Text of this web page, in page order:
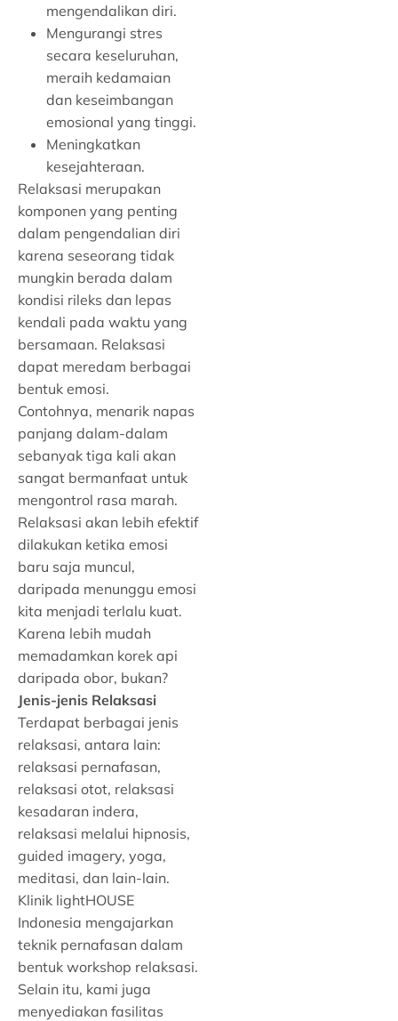
mengendalikan diri.
Mengurangi stres
secara keseluruhan,
meraih kedamaian
dan keseimbangan
emosional yang tinggi.
Meningkatkan
kesejahteraan.
Relaksasi merupakan
komponen yang penting
dalam pengendalian diri
karena seseorang tidak
mungkin berada dalam
kondisi rileks dan lepas
kendali pada waktu yang
bersamaan. Relaksasi
dapat meredam berbagai
bentuk emosi.
Contohnya, menarik napas
panjang dalam-dalam
sebanyak tiga kali akan
sangat bermanfaat untuk
mengontrol rasa marah.
Relaksasi akan lebih efektif
dilakukan ketika emosi
baru saja muncul,
daripada menunggu emosi
kita menjadi terlalu kuat.
Karena lebih mudah
memadamkan korek api
daripada obor, bukan?
Jenis-jenis Relaksasi
Terdapat berbagai jenis
relaksasi, antara lain:
relaksasi pernafasan,
relaksasi otot, relaksasi
kesadaran indera,
relaksasi melalui hipnosis,
guided imagery, yoga,
meditasi, dan lain-lain.
Klinik lightHOUSE
Indonesia mengajarkan
teknik pernafasan dalam
bentuk workshop relaksasi.
Selain itu, kami juga
menyediakan fasilitas